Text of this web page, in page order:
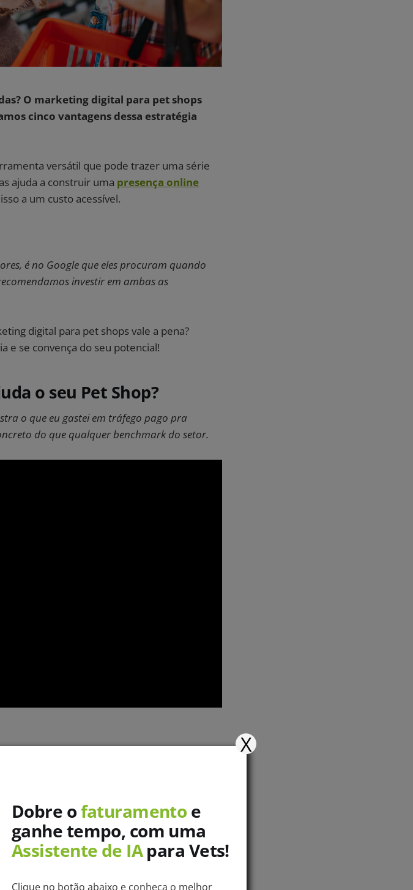
O marketing digital para pet shops
cinco vantagens dessa estratégia
versátil que pode trazer uma série
ajuda a construir uma presença online
a um custo acessível.
é no Google que eles procuram quando
investir em ambas as
digital para pet shops vale a pena?
e se convença do seu potencial!
o seu Pet Shop?
o que eu gastei em tráfego pago pra
do que qualquer benchmark do setor.
presença digital. Isso não apenas facilitará
o relacionamento com seus clientes,
X
Dobre ofaturamento e
ganhe tempo, com uma
Assistente de IApara Vets!
Clique no botão abaixo e conheça o melhor